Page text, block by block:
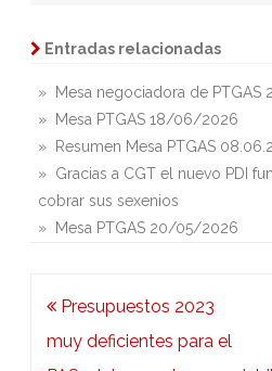
Entradas relacionadas
» Mesa negociadora de PTGAS
» Mesa PTGAS 18/06/2026
» Resumen Mesa PTGAS
» Gracias a CGT el nuevo PDI
cobrar sus sexenios
» Mesa PTGAS 20/05/2026
Navegación
de
Presupuestos 2023
muy deficientes para el